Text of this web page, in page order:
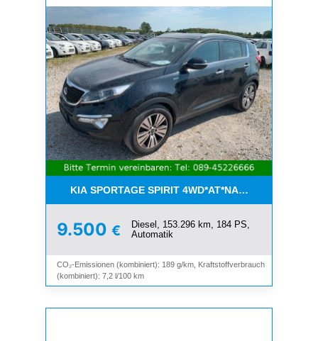
KIA SPORTAGE SPIRIT 4WD*AT*NAVI*8-
9.500 €
Diesel, 153.296 km, 184 PS,
Automatik
CO₂-Emissionen (kombiniert): 189 g/km, Kraftstoffverbrauch
(kombiniert): 7,2 l/100 km